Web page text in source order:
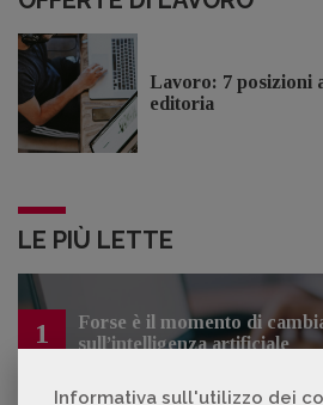
Informativa sull'utilizzo dei
Lavoro: 7 posizioni
editoria
LE PIÙ LETTE
1
Forse è il momento di
sull’intelligenza artificiale